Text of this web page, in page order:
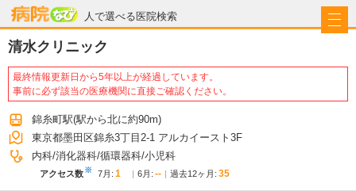
人で選べる医院検索
病院なび
清水クリニック
最終情報更新日から5年以上が経過しています。
事前に必ず該当の医療機関に直接ご確認ください。
錦糸町駅(駅から北に約90m)
東京都墨田区錦糸3丁目2-1 アルカイースト3F
内科 消化器科 循環器科 小児科
アクセス数※ 7月 : 1 6月 : -- 過去12ヶ月: 35